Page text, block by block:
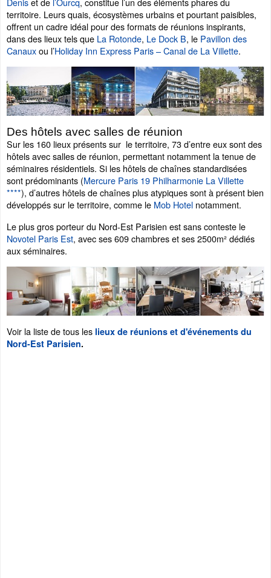
territoire. Leurs quais, écosystèmes urbains et pourtant paisibles,
offrent un cadre idéal pour des formats de réunions inspirants,
dans des lieux tels que La Rotonde, Le Dock B, le Pavillon des
Canauxou l’Holiday Inn Express Paris – Canal de La Villette.
Des hôtels avec salles de réunion
Sur les 160 lieux présents sur le territoire, 73 d’entre eux sont des
hôtels avec salles de réunion, permettant notamment la tenue de
séminaires résidentiels. Si les hôtels de chaînes standardisées
sont prédominants (Mercure Paris 19 Philharmonie La Villette
****), d’autres hôtels de chaînes plus atypiques sont à présent bien
développés sur le territoire, comme le Mob Hotel notamment.
Le plus gros porteur du Nord-Est Parisien est sans conteste le
Novotel Paris Est, avec ses 609 chambres et ses 2500m² dédiés
aux séminaires.
Voir la liste de tous les lieux de réunions et d'événements du
Nord-Est Parisien.